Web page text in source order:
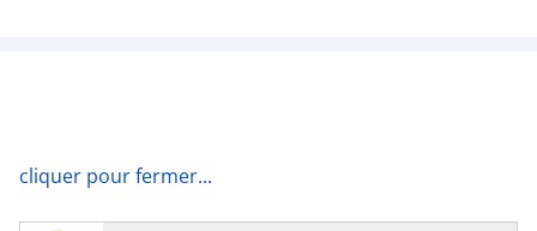
cliquer pour fermer...